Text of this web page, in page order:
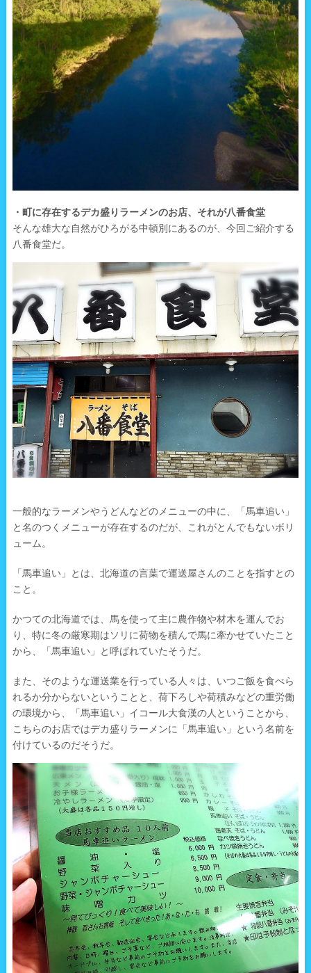
・町に存在するデカ盛りラーメンのお店、それが八番食堂
そんな雄大な自然がひろがる中頓別にあるのが、今回ご紹介する
八番食堂だ。
一般的なラーメンやうどんなどのメニューの中に、「馬車追い」
と名のつくメニューが存在するのだが、これがとんでもないボリ
ューム。
「馬車追い」とは、北海道の言葉で運送屋さんのことを指すとの
こと。
かつての北海道では、馬を使って主に農作物や材木を運んでお
り、特に冬の厳寒期はソリに荷物を積んで馬に牽かせていたこと
から、「馬車追い」と呼ばれていたそうだ。
また、そのような運送業を行っている人々は、いつご飯を食べら
れるか分からないということと、荷下ろしや荷積みなどの重労働
の環境から、「馬車追い」イコール大食漢の人ということから、
こちらのお店ではデカ盛りラーメンに「馬車追い」という名前を
付けているのだそうだ。